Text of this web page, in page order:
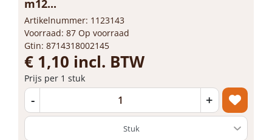
m12...
Artikelnummer: 1123143
Voorraad: 87 Op voorraad
Gtin: 8714318002145
€ 1,10 incl. BTW
Prijs per 1 stuk
- +